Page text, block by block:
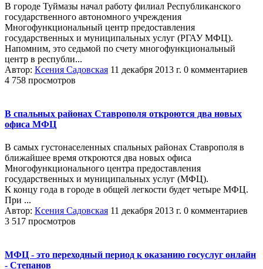
В городе Туймазы начал работу филиал Республиканского
государственного автономного учреждения
Многофункциональный центр предоставления
государственных и муниципальных услуг (РГАУ МФЦ).
Напомним, это седьмой по счету многофункциональный
центр в республи...
Автор: Ксения Садовская 11 декабря 2013 г. 0 комментариев
4 758 просмотров
В спальных районах Ставрополя откроются два новых
офиса МФЦ
В самых густонаселенных спальных районах Ставрополя в
ближайшее время откроются два новых офиса
Многофункционального центра предоставления
государственных и муниципальных услуг (МФЦ).
К концу года в городе в общей легкости будет четыре МФЦ.
При ...
Автор: Ксения Садовская 11 декабря 2013 г. 0 комментариев
3 517 просмотров
МФЦ - это переходный период к оказанию госуслуг онлайн
- Степанов